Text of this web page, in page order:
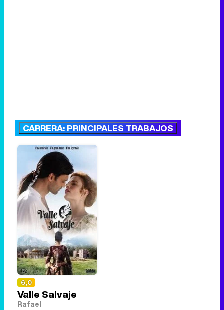
CARRERA: PRINCIPALES TRABAJOS
6,0
Valle Salvaje
Rafael